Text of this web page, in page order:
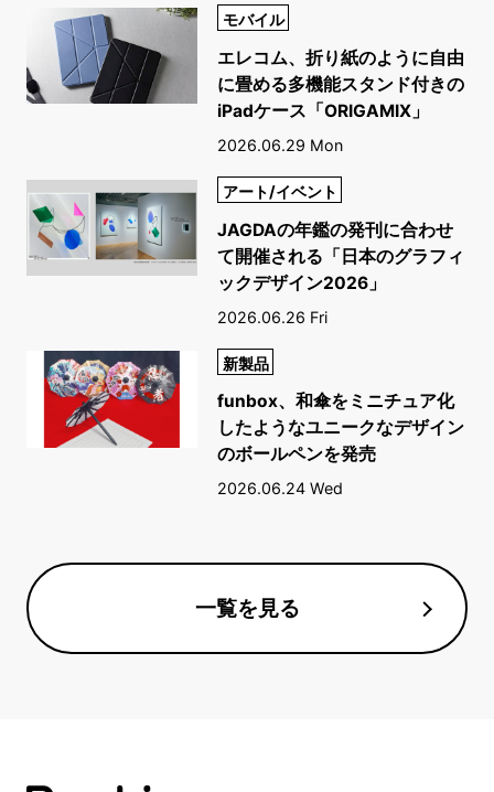
モバイル
エレコム、折り紙のように自由
に畳める多機能スタンド付きの
iPadケース「ORIGAMIX」
2026.06.29 Mon
アート/イベント
JAGDAの年鑑の発刊に合わせ
て開催される「日本のグラフィ
ックデザイン2026」
2026.06.26 Fri
新製品
funbox、和傘をミニチュア化
したようなユニークなデザイン
のボールペンを発売
2026.06.24 Wed
一覧を見る